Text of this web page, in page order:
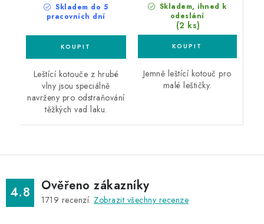
Skladem do 5
pracovních dní
Leštící kotouče z hrubé
vlny jsou speciálně
navrženy pro odstraňování
těžkých vad laku.
Skladem, ihned k
odeslání
(2 ks)
Jemně leštící kotouč pro
malé leštičky.
4.8 Ověřeno zákazníky
1719 recenzí. Zobrazit všechny recenze